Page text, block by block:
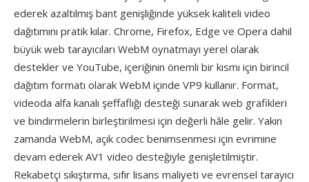
ederek azaltılmış bant genişliğinde yüksek kaliteli video
dağıtımını pratik kılar. Chrome, Firefox, Edge ve Opera dahil
büyük web tarayıcıları WebM oynatmayı yerel olarak
destekler ve YouTube, içeriğinin önemli bir kısmı için birincil
dağıtım formatı olarak WebM içinde VP9 kullanır. Format,
videoda alfa kanalı şeffaflığı desteği sunarak web grafikleri
ve bindirmelerin birleştirilmesi için değerli hâle gelir. Yakın
zamanda WebM, açık codec benimsenmesi için evrimine
devam ederek AV1 video desteğiyle genişletilmiştir.
Rekabetçi sıkıştırma, sıfır lisans maliyeti ve evrensel tarayıcı